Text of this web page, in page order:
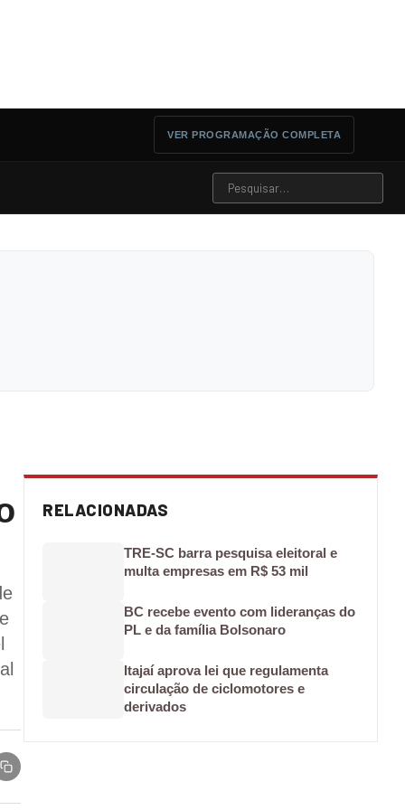
VER PROGRAMAÇÃO COMPLETA
RELACIONADAS
TRE-SC barra pesquisa eleitoral e
multa empresas em R$ 53 mil
BC recebe evento com lideranças do
PL e da família Bolsonaro
Itajaí aprova lei que regulamenta
circulação de ciclomotores e
derivados